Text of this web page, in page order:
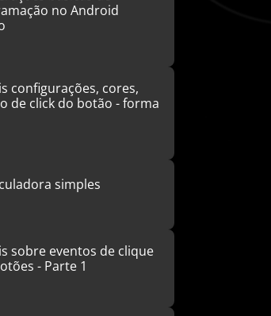
no Android
configurações, cores,
de click do botão - forma
simples
sobre eventos de clique
- Parte 1